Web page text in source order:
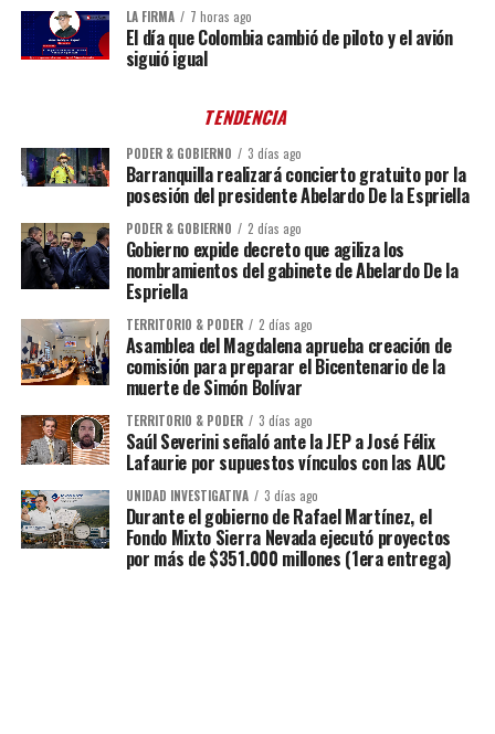
LA FIRMA 7 horas ago
El día que Colombia cambió de piloto y el avión
siguió igual
TENDENCIA
PODER & GOBIERNO 3 días ago
Barranquilla realizará concierto gratuito por la
posesión del presidente Abelardo De la Espriella
PODER & GOBIERNO 2 días ago
Gobierno expide decreto que agiliza los
nombramientos del gabinete de Abelardo De la
Espriella
TERRITORIO & PODER 2 días ago
Asamblea del Magdalena aprueba creación de
comisión para preparar el Bicentenario de la
muerte de Simón Bolívar
TERRITORIO & PODER 3 días ago
Saúl Severini señaló ante la JEP a José Félix
Lafaurie por supuestos vínculos con las AUC
UNIDAD INVESTIGATIVA 3 días ago
Durante el gobierno de Rafael Martínez, el
Fondo Mixto Sierra Nevada ejecutó proyectos
por más de $351.000 millones (1era entrega)